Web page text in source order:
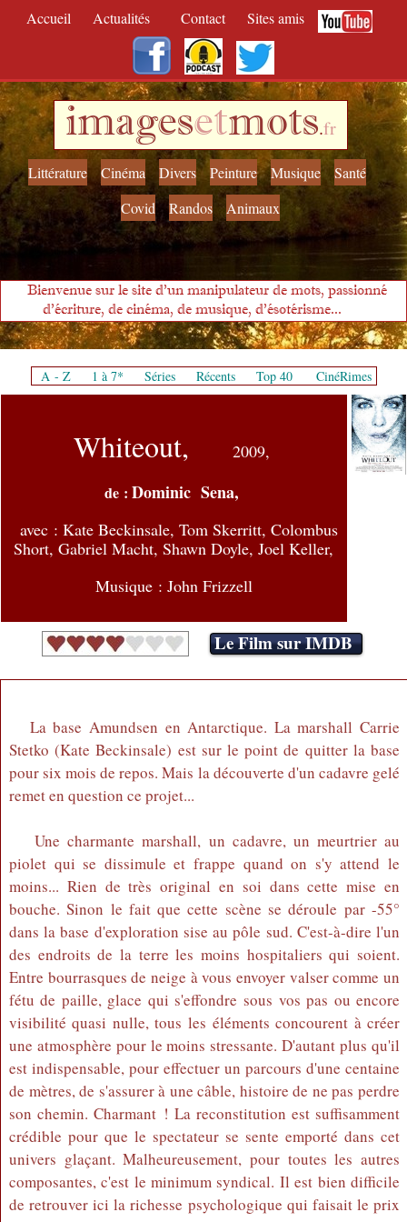
Accueil Actualités Contact Sites amis
imagesetmots.fr
Littérature Cinéma Divers Peinture Musique
Santé
Covid
Randos Animaux
Bienvenue sur le site d'un manipulateur de mots, passionné
d'écriture, de cinéma, de musique, d'ésotérisme...
A - Z 1 à 7* Séries Récents Top 40 CinéRimes
Whiteout, 2009,
de : Dominic Sena,
avec : Kate Beckinsale, Tom Skerritt, Colombus
Short, Gabriel Macht, Shawn Doyle, Joel Keller,
Musique : John Frizzell
Le Film sur IMDB
La base Amundsen en Antarctique. La marshall Carrie
Stetko (Kate Beckinsale) est sur le point de quitter la base
pour six mois de repos. Mais la découverte d'un cadavre gelé
remet en question ce projet...
Une charmante marshall, un cadavre, un meurtrier au
piolet qui se dissimule et frappe quand on s'y attend le
moins... Rien de très original en soi dans cette mise en
bouche. Sinon le fait que cette scène se déroule par -55°
dans la base d'exploration sise au pôle sud. C'est-à-dire l'un
des endroits de la terre les moins hospitaliers qui soient.
Entre bourrasques de neige à vous envoyer valser comme un
fétu de paille, glace qui s'effondre sous vos pas ou encore
visibilité quasi nulle, tous les éléments concourent à créer
une atmosphère pour le moins stressante. D'autant plus qu'il
est indispensable, pour effectuer un parcours d'une centaine
de mètres, de s'assurer à une câble, histoire de ne pas perdre
son chemin. Charmant ! La reconstitution est suffisamment
crédible pour que le spectateur se sente emporté dans cet
univers glaçant. Malheureusement, pour toutes les autres
composantes, c'est le minimum syndical. Il est bien difficile
de retrouver ici la richesse psychologique qui faisait le prix